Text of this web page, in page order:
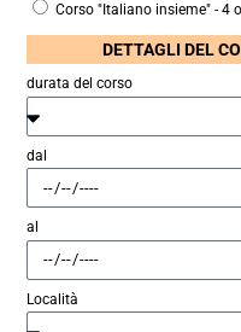
Corso "Italiano insieme" - 4
DETTAGLI DEL
durata del corso
dal
al
Località